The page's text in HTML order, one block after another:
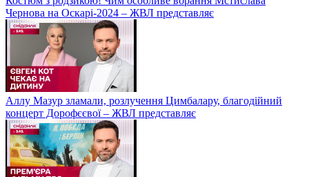
Чернова на Оскарі-2024 – ЖВЛ представляє
Аллу Мазур зламали, розлучення Цимбалару, благодійний
концерт Дорофєєвої – ЖВЛ представляє